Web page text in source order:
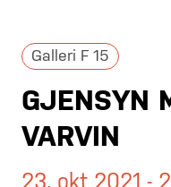
Galleri F 15
GJENSYN
VARVIN
23. okt 2021 -